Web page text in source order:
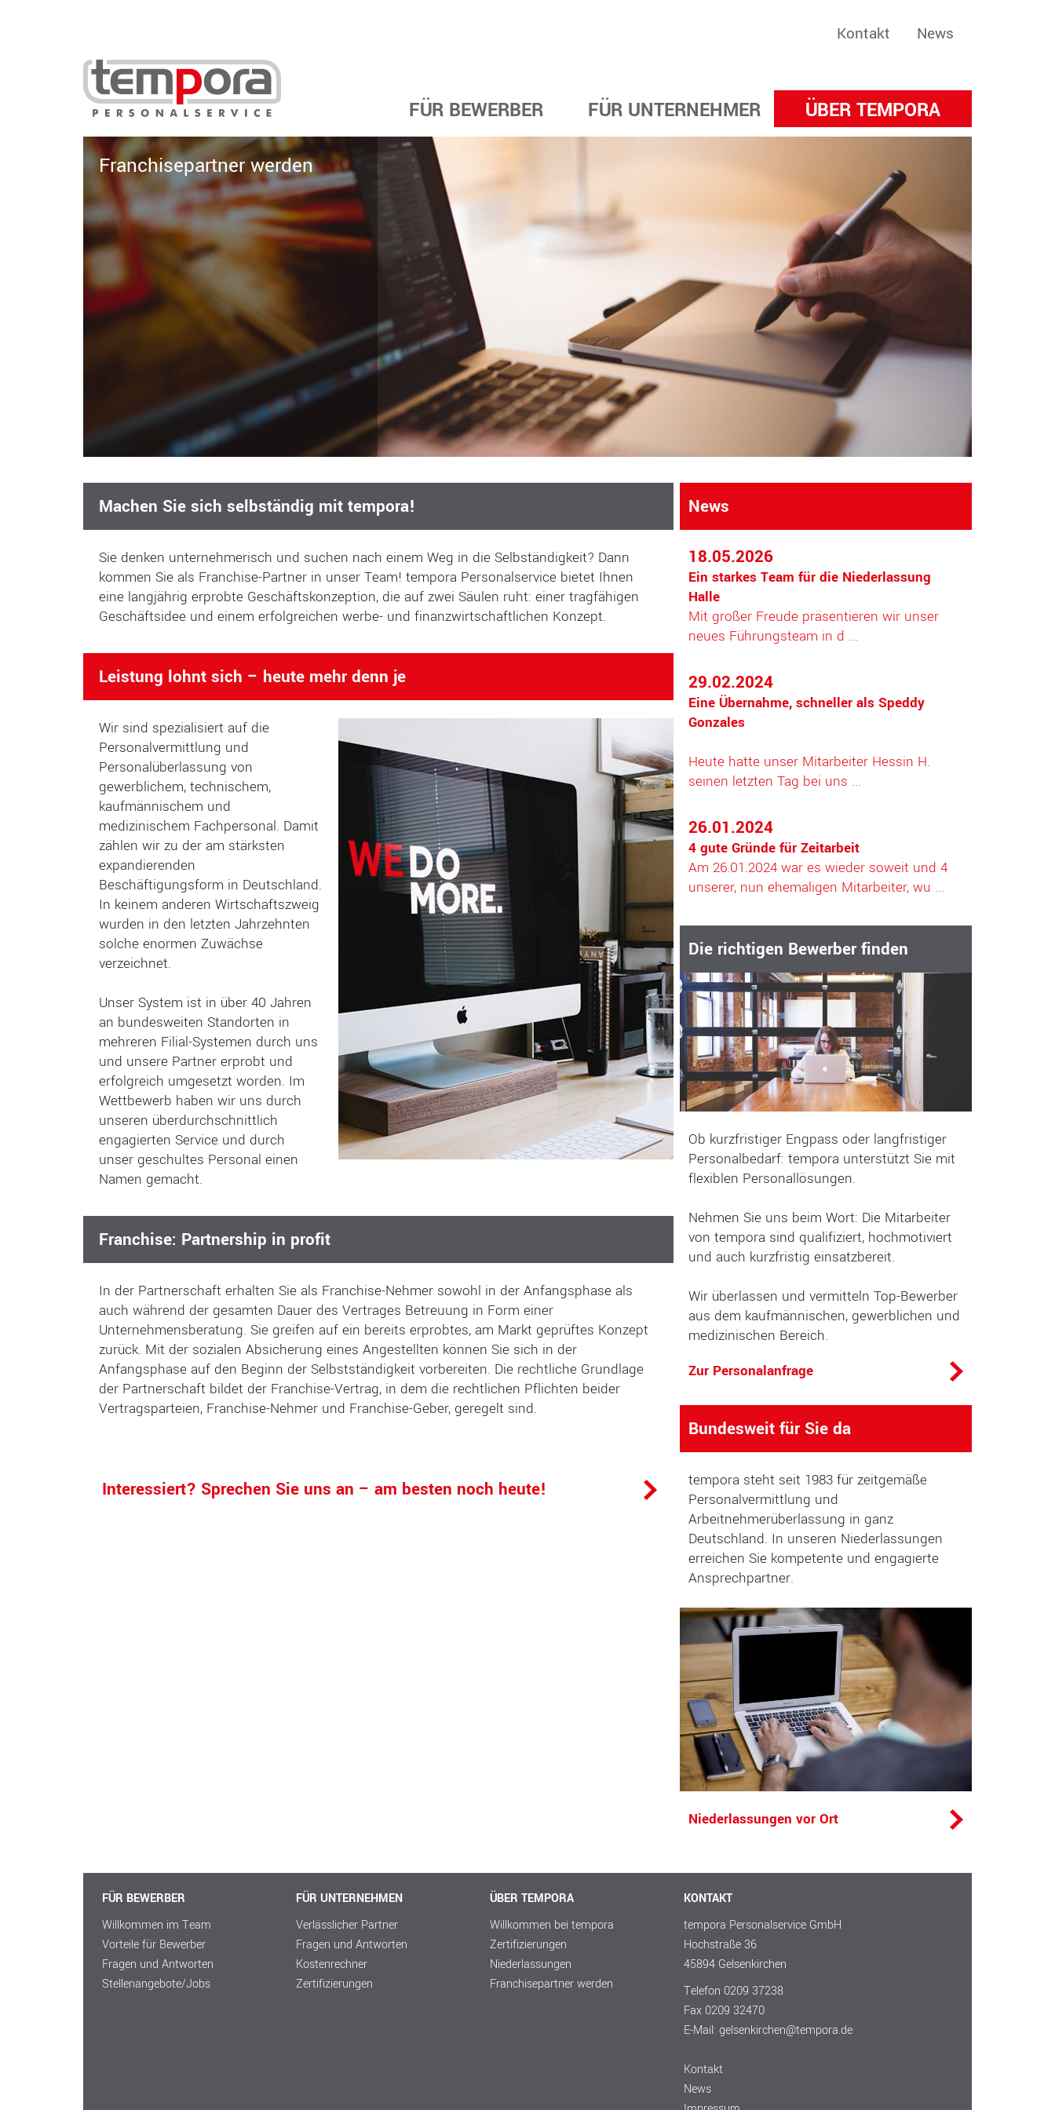
FÜR BEWERBER FÜR UNTERNEHMER ÜBER TEMPORA
Kontakt News
Franchisepartner werden
Machen Sie sich selbständig mit tempora!
Sie denken unternehmerisch und suchen nach einem Weg in die Selbständigkeit? Dann
kommen Sie als Franchise-Partner in unser Team! tempora Personalservice bietet Ihnen
eine langjährig erprobte Geschäftskonzeption, die auf zwei Säulen ruht: einer tragfähigen
Geschäftsidee und einem erfolgreichen werbe- und finanzwirtschaftlichen Konzept.
Leistung lohnt sich – heute mehr denn je
Wir sind spezialisiert auf die
Personalvermittlung und
Personalüberlassung von
gewerblichem, technischem,
kaufmännischem und
medizinischem Fachpersonal. Damit
zählen wir zu der am stärksten
expandierenden
Beschäftigungsform in Deutschland.
In keinem anderen Wirtschaftszweig
wurden in den letzten Jahrzehnten
solche enormen Zuwächse
verzeichnet.
Unser System ist in über 40 Jahren
an bundesweiten Standorten in
mehreren Filial-Systemen durch uns
und unsere Partner erprobt und
erfolgreich umgesetzt worden. Im
Wettbewerb haben wir uns durch
unseren überdurchschnittlich
engagierten Service und durch
unser geschultes Personal einen
Namen gemacht.
Franchise: Partnership in profit
In der Partnerschaft erhalten Sie als Franchise-Nehmer sowohl in der Anfangsphase als
auch während der gesamten Dauer des Vertrages Betreuung in Form einer
Unternehmensberatung. Sie greifen auf ein bereits erprobtes, am Markt geprüftes Konzept
zurück. Mit der sozialen Absicherung eines Angestellten können Sie sich in der
Anfangsphase auf den Beginn der Selbstständigkeit vorbereiten. Die rechtliche Grundlage
der Partnerschaft bildet der Franchise-Vertrag, in dem die rechtlichen Pflichten beider
Vertragsparteien, Franchise-Nehmer und Franchise-Geber, geregelt sind.
Interessiert? Sprechen Sie uns an – am besten noch heute!
News
18.05.2026
Ein starkes Team für die Niederlassung
Halle
Mit großer Freude präsentieren wir unser
neues Führungsteam in d ...
29.02.2024
Eine Übernahme, schneller als Speddy
Gonzales
Heute hatte unser Mitarbeiter Hessin H.
seinen letzten Tag bei uns ...
26.01.2024
4 gute Gründe für Zeitarbeit
Am 26.01.2024 war es wieder soweit und 4
unserer, nun ehemaligen Mitarbeiter, wu ...
Die richtigen Bewerber finden
Ob kurzfristiger Engpass oder langfristiger
Personalbedarf: tempora unterstützt Sie mit
flexiblen Personallösungen.
Nehmen Sie uns beim Wort: Die Mitarbeiter
von tempora sind qualifiziert, hochmotiviert
und auch kurzfristig einsatzbereit.
Wir überlassen und vermitteln Top-Bewerber
aus dem kaufmännischen, gewerblichen und
medizinischen Bereich.
Zur Personalanfrage
Bundesweit für Sie da
tempora steht seit 1983 für zeitgemäße
Personalvermittlung und
Arbeitnehmerüberlassung in ganz
Deutschland. In unseren Niederlassungen
erreichen Sie kompetente und engagierte
Ansprechpartner.
Niederlassungen vor Ort
FÜR BEWERBER
Willkommen im Team
Vorteile für Bewerber
Fragen und Antworten
Stellenangebote/Jobs
FÜR UNTERNEHMEN
Verlässlicher Partner
Fragen und Antworten
Kostenrechner
Zertifizierungen
ÜBER TEMPORA
Willkommen bei tempora
Zertifizierungen
Niederlassungen
Franchisepartner werden
KONTAKT
tempora Personalservice GmbH
Hochstraße 36
45894 Gelsenkirchen
Telefon 0209 37238
Fax 0209 32470
E-Mail:gelsenkirchen@tempora.de
Kontakt
News